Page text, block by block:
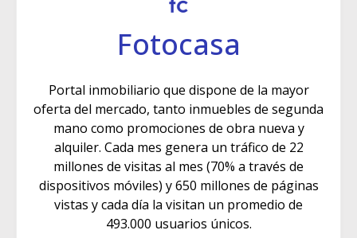
Fotocasa
Portal inmobiliario que dispone de la mayor
oferta del mercado, tanto inmuebles de segunda
mano como promociones de obra nueva y
alquiler. Cada mes genera un tráfico de 22
millones de visitas al mes (70% a través de
dispositivos móviles) y 650 millones de páginas
vistas y cada día la visitan un promedio de
493.000 usuarios únicos.